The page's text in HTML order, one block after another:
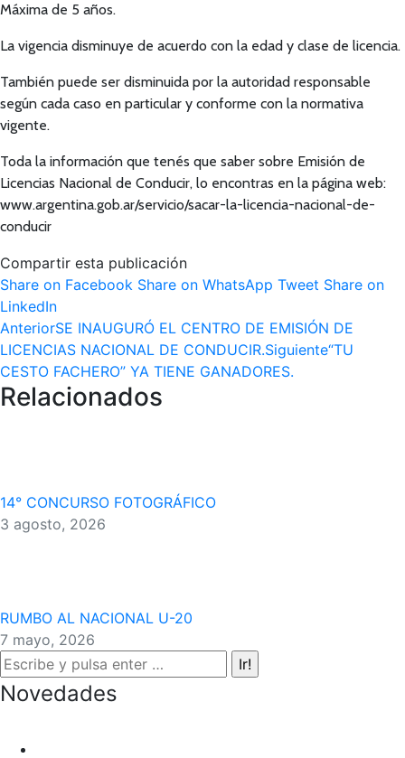
Máxima de 5 años.
La vigencia disminuye de acuerdo con la edad y clase de licencia.
También puede ser disminuida por la autoridad responsable
según cada caso en particular y conforme con la normativa
vigente.
Toda la información que tenés que saber sobre Emisión de
Licencias Nacional de Conducir, lo encontras en la página web:
www.argentina.gob.ar/servicio/sacar-la-licencia-nacional-de-
conducir
Compartir esta publicación
Share on Facebook Share
Facebook
Share on WhatsApp Share
WhatsApp
Tweet Share
Twitter
Share on
LinkedInShare
on
LinkedIn
Navegación
entre
publicaciones
AnteriorPublicación
anterior:
SE INAUGURÓ EL CENTRO DE EMISIÓN DE
LICENCIAS NACIONAL DE CONDUCIR.SiguientePublicación
“TU
CESTO FACHERO” YA TIENE GANADORES.
Relacionados
14° CONCURSO FOTOGRÁFICO
3 agosto, 2026
RUMBO AL NACIONAL U-20
7 mayo, 2026
Buscar:
Novedades